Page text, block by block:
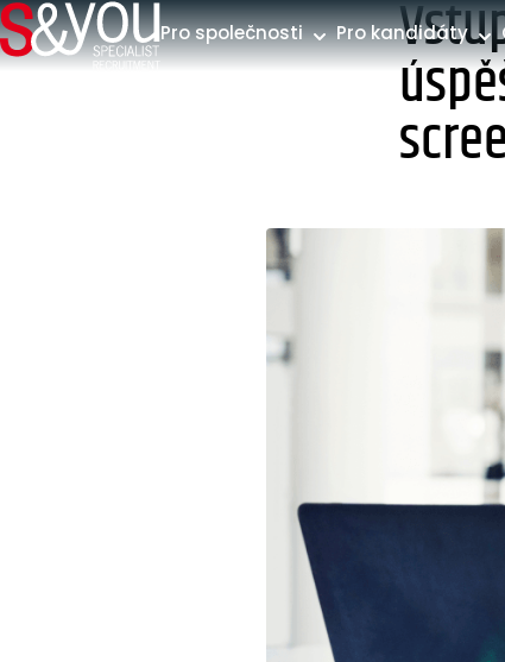
Přeskočit na obsah
Pro společnosti Pro kandidáty